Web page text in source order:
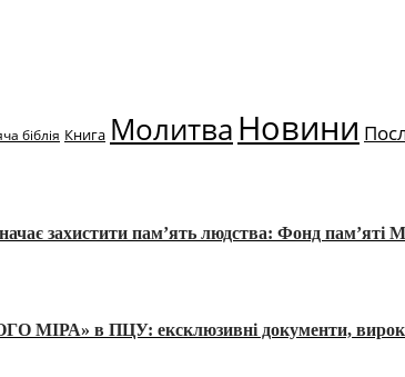
біблія Книга МолитваНовини
захистити пам’ять людства: Фонд
в ПЦУ: ексклюзивні документи, вирок і